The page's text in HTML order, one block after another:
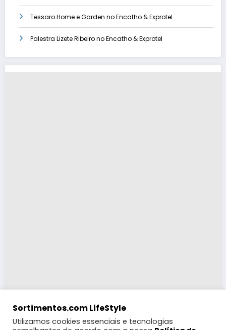
Tessaro Home e Garden no Encatho & Exprotel
Palestra Lizete Ribeiro no Encatho & Exprotel
Sortimentos.com LifeStyle
Utilizamos cookies essenciais e tecnologias